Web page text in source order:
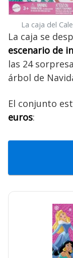
La caja del
La caja se
escenario de
las 24
árbol de
El conjunto
euros: